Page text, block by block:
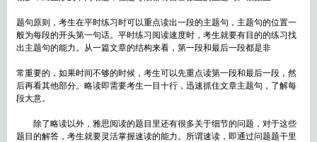
题句原则，考生在平时练习时可以重点读出一段的主题句，主题句的位置一
般为每段的开头第一句话。平时练习阅读速度时，考生就要有目的的练习找
出主题句的能力。从一篇文章的结构来看，第一段和最后一段都是非
常重要的，如果时间不够的时候，考生可以先重点读第一段和最后一段，然
后再看其他部分。略读即需要考生一目十行，迅速抓住文章主题句，了解每
段大意。
除了略读以外，雅思阅读的题目里还有很多关于细节的问题，对于这些
题目的解答，考生就要灵活掌握速读的能力。所谓速读，即通过问题题干里